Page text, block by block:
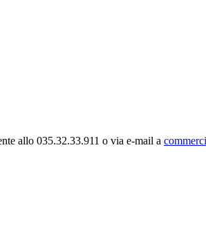
allo 035.32.33.911 o via e-mail a